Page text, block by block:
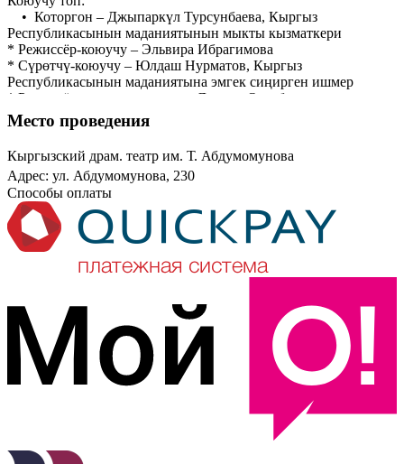
• Которгон – Джыпаркүл Турсунбаева, Кыргыз
Республикасынын маданиятынын мыкты кызматкери
* Режиссёр-коюучу – Эльвира Ибрагимова
* Сүрөтчү-коюучу – Юлдаш Нурматов, Кыргыз
Республикасынын маданиятына эмгек сиңирген ишмер
* Режиссёрдун жардамчысы – Дамира Орозбекова
* Режиссёрдун ассистенти – Сайрабүбү Мырзалиева, Кыргыз
Республикасынын эл артисти
сиңирген артисти
Театрдын директору: А.Өзүбеков КРнын Эл артисти
Место проведения
Кыргызский драм. театр им. Т. Абдумомунова
Адрес: ул. Абдумомунова, 230
Способы оплаты